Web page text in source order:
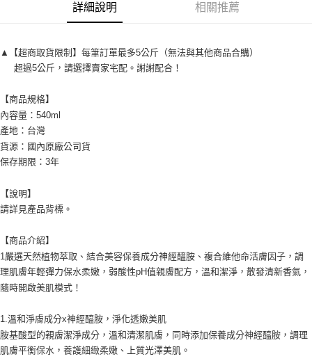
每筆NT$60，滿NT$599(含以上)免運費
每筆NT$60，滿NT$599(含以上)免運費
每筆NT$120，滿NT$1,999(含以上)免運費
詳細說明 相關推薦
▲【超商取貨限制】每筆訂單最多5公斤（無法與其他商品合購）
超過5公斤，請選擇賣家宅配。謝謝配合！
【商品規格】
內容量：540ml
產地：台灣
貨源：國內原廠公司貨
保存期限：3年
【說明】
請詳見產品背標。
【商品介紹】
1嚴選天然植物萃取、結合美容保養成分神經醯胺、複合維他命活膚因子，調
理肌膚年輕彈力保水柔嫩，弱酸性pH值親膚配方，溫和潔淨，散發清新香氣，
隨時開啟美肌模式！
1.溫和淨膚成分x神經醯胺，淨化透嫩美肌
胺基酸型的親膚潔淨成分，溫和清潔肌膚，同時添加保養成分神經醯胺，調理
肌膚平衡保水，養護細緻柔嫩、上質光澤美肌。